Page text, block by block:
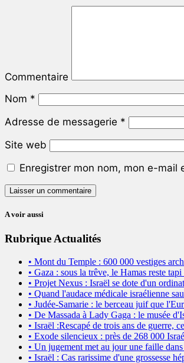
Commentaire
Nom *
Adresse de messagerie *
Site web
Enregistrer mon nom, mon e-
A voir aussi
Rubrique Actualités
• Mont du Temple : 600 000 vestiges
• Gaza : sous la trêve, le Hamas reste tapi
• Projet Nexus : Israël se dote d'un
• Quand l'audace médicale israélienne
• Judée-Samarie : le berceau juif que
• De Massada à Lady Gaga : le musée
• Israël :Rescapé de trois ans de guerre,
• Exode silencieux : près de 268 000
• Un jugement met au jour une faille
• Israël : Cas rarissime d'une grossesse